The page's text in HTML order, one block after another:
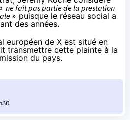
ne fait pas partie de la prestation
» puisque le réseau social a
des années.
européen de X est situé en
transmettre cette plainte à la
du pays.